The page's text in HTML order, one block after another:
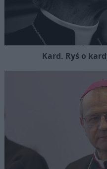
Kard. Ryś o